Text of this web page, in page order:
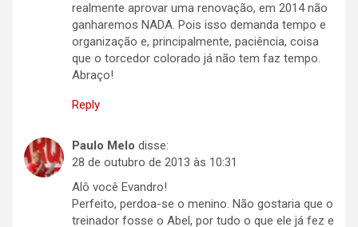
realmente aprovar uma renovação, em 2014 não
ganharemos NADA. Pois isso demanda tempo e
organização e, principalmente, paciência, coisa
que o torcedor colorado já não tem faz tempo.
Abraço!
Reply
Paulo Melo disse:
28 de outubro de 2013 às 10:31
Alô você Evandro!
Perfeito, perdoa-se o menino. Não gostaria que o
treinador fosse o Abel, por tudo o que ele já fez e